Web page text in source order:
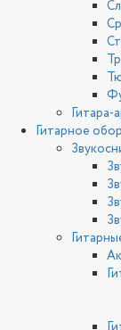
Гитара-
Гитарное